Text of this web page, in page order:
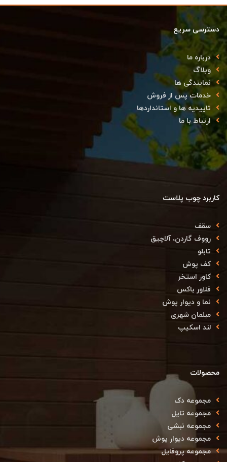
دسترسی سریع
درباره ما
وبلاگ
نمایندگی ها
خدمات پس از فروش
تاییدیه ها و استانداردها
ارتباط با ما
کاربرد چوب پلاست
سقف
رووف گاردن، آلاچیق
تابلو
کف پوش
کاور استخر
فلاور باکس
نما و دیوار پوش
مبلمان شهری
لند اسکیپ
محصولات
مجموعه دک
مجموعه تایل
مجموعه نبشی
مجموعه دیوار پوش
مجموعه پروفایل